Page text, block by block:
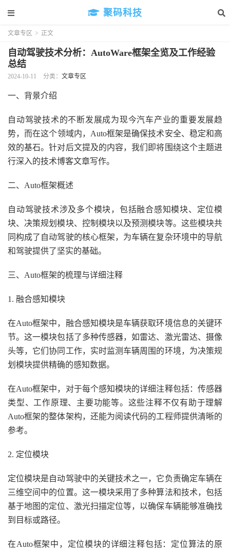
聚码科技
文章专区 > 正文
自动驾驶技术分析：AutoWare框架全览及工作经验
总结
2024-10-11 分类： 文章专区
一、背景介绍
自动驾驶技术的不断发展成为现今汽车产业的重要发展趋
势，而在这个领域内，Auto框架是确保技术安全、稳定和高
效的基石。针对后文提及的内容，我们即将围绕这个主题进
行深入的技术博客文章写作。
二、Auto框架概述
自动驾驶技术涉及多个模块，包括融合感知模块、定位模
块、决策规划模块、控制模块以及预测模块等。这些模块共
同构成了自动驾驶的核心框架，为车辆在复杂环境中的导航
和驾驶提供了坚实的基础。
三、Auto框架的梳理与详细注释
1. 融合感知模块
在Auto框架中，融合感知模块是车辆获取环境信息的关键环
节。这一模块包括了多种传感器，如雷达、激光雷达、摄像
头等，它们协同工作，实时监测车辆周围的环境，为决策规
划模块提供精确的感知数据。
在Auto框架中，对于每个感知模块的详细注释包括：传感器
类型、工作原理、主要功能等。这些注释不仅有助于理解
Auto框架的整体架构，还能为阅读代码的工程师提供清晰的
参考。
2. 定位模块
定位模块是自动驾驶中的关键技术之一，它负责确定车辆在
三维空间中的位置。这一模块采用了多种算法和技术，包括
基于地图的定位、激光扫描定位等，以确保车辆能够准确找
到目标或路径。
在Auto框架中，定位模块的详细注释包括：定位算法的原